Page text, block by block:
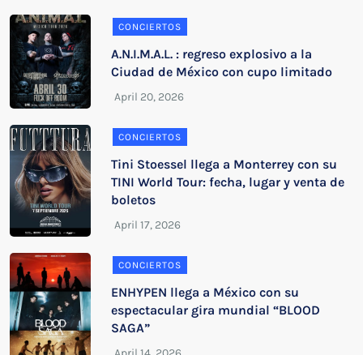
CONCIERTOS
A.N.I.M.A.L. : regreso explosivo a la
Ciudad de México con cupo limitado
CONCIERTOS
Tini Stoessel llega a Monterrey con su
TINI World Tour: fecha, lugar y venta de
boletos
CONCIERTOS
ENHYPEN llega a México con su
espectacular gira mundial “BLOOD
SAGA”